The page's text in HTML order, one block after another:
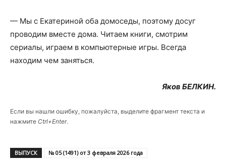
— Мы с Екатериной оба домоседы, поэтому досуг
проводим вместе дома. Читаем книги, смотрим
сериалы, играем в компьютерные игры. Всегда
находим чем заняться.
Яков БЕЛКИН.
Если вы нашли ошибку, пожалуйста, выделите фрагмент текста и
нажмите Ctrl+Enter.
ВЫПУСК № 05 (1491) от 3 февраля 2026 года